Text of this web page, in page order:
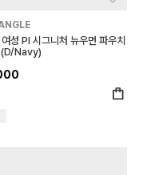
성 PI 시그니처 뉴우먼 파우치
(D/Navy)